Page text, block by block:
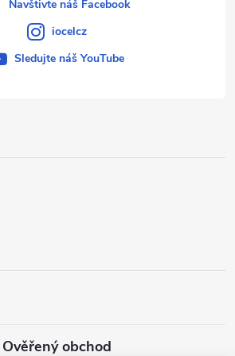
Ověřený obchod
Navštivte náš Facebook
iocelcz
Sledujte náš YouTube